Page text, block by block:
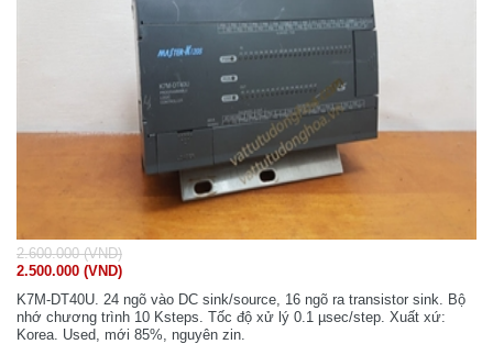
2.600.000 (VND)
2.500.000 (VND)
K7M-DT40U. 24 ngõ vào DC sink/source, 16 ngõ ra transistor sink. Bộ
nhớ chương trình 10 Ksteps. Tốc độ xử lý 0.1 µsec/step. Xuất xứ:
Korea. Used, mới 85%, nguyên zin.